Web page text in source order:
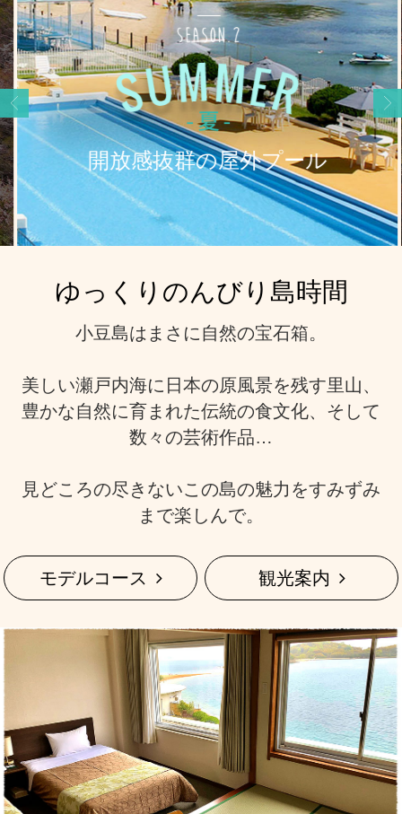
Previous
開放感抜群の屋外プール
Next
ゆっくりのんびり島時間
小豆島はまさに自然の宝石箱。
美しい瀬戸内海に日本の原風景を残す里山、
豊かな自然に育まれた伝統の食文化、そして
数々の芸術作品…
見どころの尽きないこの島の魅力をすみずみ
まで楽しんで。
モデルコース 観光案内